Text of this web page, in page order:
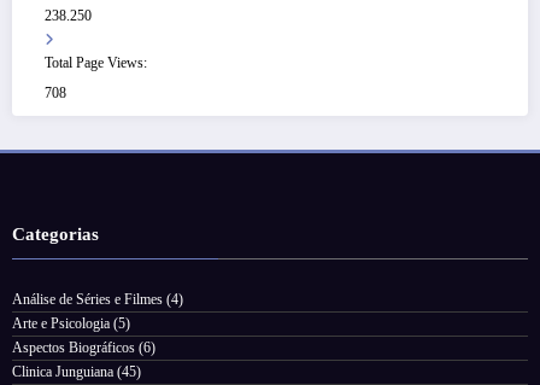
238.250
Total Page Views:
708
Categorias
Análise de Séries e Filmes (4)
Arte e Psicologia (5)
Aspectos Biográficos (6)
Clinica Junguiana (45)